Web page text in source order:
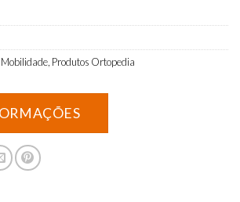
Mobilidade, Produtos Ortopedia